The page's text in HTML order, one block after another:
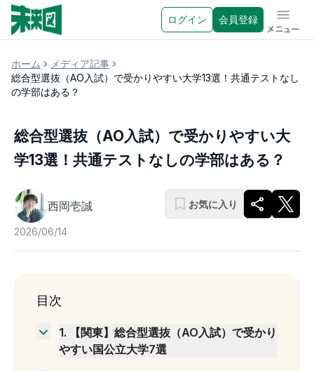
ログイン 会員登録 メニュ
ホーム
メディア記事
総合型選抜（AO入試）で受かりやすい大学13選！共通テストなし
の学部はある？
総合型選抜（AO入試）で受かりやすい大
学13選！共通テストなしの学部はある？
西岡壱誠
2026/06/14
お気に入り
目次
1.
【関東】総合型選抜（AO入試）で受かり
やすい国公立大学7選